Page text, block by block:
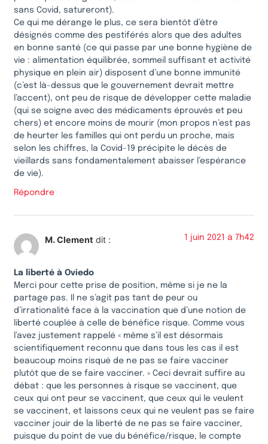
sans Covid, satureront).
Ce qui me dérange le plus, ce sera bientôt d’être
désignés comme des pestiférés alors que des adultes
en bonne santé (ce qui passe par une bonne hygiène de
vie : alimentation équilibrée, sommeil suffisant et activité
physique en plein air) disposent d’une bonne immunité
(c’est là-dessus que le gouvernement devrait mettre
l’accent), ont peu de risque de développer cette maladie
(qui se soigne avec des médicaments éprouvés et peu
chers) et encore moins de mourir (mon propos n’est pas
de heurter les familles qui ont perdu un proche, mais
selon les chiffres, la Covid-19 précipite le décès de
vieillards sans fondamentalement abaisser l’espérance
de vie).
Répondre
M. Clement dit : 1 juin 2021 à 7h42
La liberté à Oviedo
Merci pour cette prise de position, même si je ne la
partage pas. Il ne s’agit pas tant de peur ou
d’irrationalité face à la vaccination que d’une notion de
liberté couplée à celle de bénéfice risque. Comme vous
l’avez justement rappelé « même s’il est désormais
scientifiquement reconnu que dans tous les cas il est
beaucoup moins risqué de ne pas se faire vacciner
plutôt que de se faire vacciner. » Ceci devrait suffire au
débat : que les personnes à risque se vaccinent, que
ceux qui ont peur se vaccinent, que ceux qui le veulent
se vaccinent, et laissons ceux qui ne veulent pas se faire
vacciner jouir de la liberté de ne pas se faire vacciner,
puisque du point de vue du bénéfice/risque, le compte